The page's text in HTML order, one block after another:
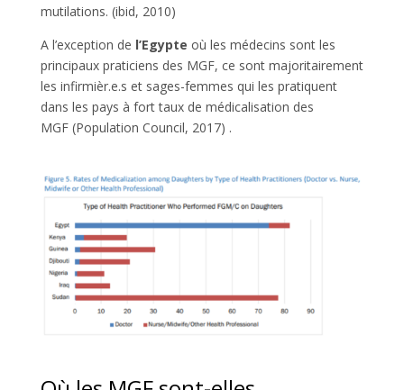
mutilations. (ibid, 2010)
A l’exception de l’Egypte où les médecins sont les
principaux praticiens des MGF, ce sont majoritairement
les infirmièr.e.s et sages-femmes qui les pratiquent
dans les pays à fort taux de médicalisation des
MGF (Population Council, 2017) .